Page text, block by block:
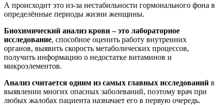
А происходит это из-за нестабильности гормонального фона в
определённые периоды жизни женщины.
Биохимический анализ крови – это лабораторное
исследование, способное оценить работу внутренних
органов, выявить скорость метаболических процессов,
получить информацию о недостатке витаминов и
микроэлементов.
Анализ считается одним из самых главных исследований в
выявлении многих опасных заболеваний, поэтому врач при
любых жалобах пациента назначает его в первую очередь.